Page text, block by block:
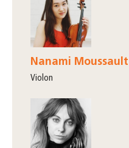
Nanami Moussault
violon